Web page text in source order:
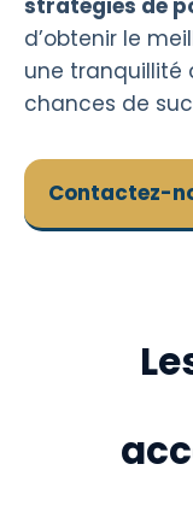
stratégies de
d’obtenir le
une tranquillité
chances de
Contactez-